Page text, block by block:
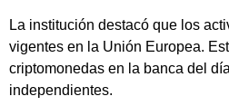
La institución destacó que los
vigentes en la Unión Europea.
criptomonedas en la banca del
independientes.